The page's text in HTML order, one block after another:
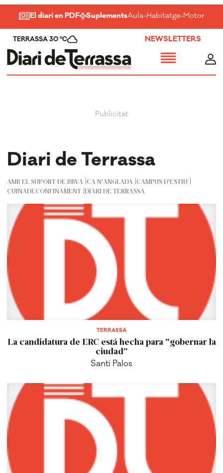
El diari en PDF SuplementsAula-Habitatge-Motor-
TERRASSA 30 ºC NEWSLETTERS
Diari de Terrassa
AMB EL SUPORT DE BBVA CA N'ANGLADA CAMPUS D'ESTIU
CUINADECONFINAMENT DIARI DE TERRASSA
TERRASSA
La candidatura de ERC está hecha para "gobernar la
ciudad"
Santi Palos